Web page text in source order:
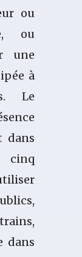
ou
ou
une
à
Le
dans
cinq
dans